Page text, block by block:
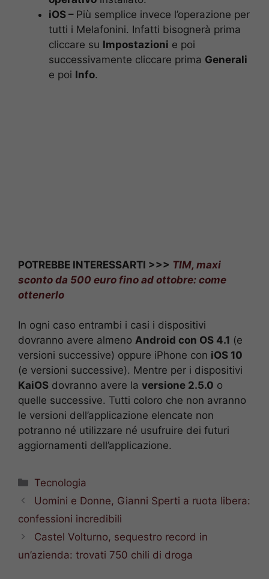
iOS – Più semplice invece l’operazione per
tutti i Melafonini. Infatti bisognerà prima
cliccare su Impostazioni e poi
successivamente cliccare prima Generali
e poi Info.
POTREBBE INTERESSARTI >>> TIM, maxi
sconto da 500 euro fino ad ottobre: come
ottenerlo
In ogni caso entrambi i casi i dispositivi
dovranno avere almeno Android con OS 4.1 (e
versioni successive) oppure iPhone con iOS 10
(e versioni successive). Mentre per i dispositivi
KaiOS dovranno avere la versione 2.5.0 o
quelle successive. Tutti coloro che non avranno
le versioni dell’applicazione elencate non
potranno né utilizzare né usufruire dei futuri
aggiornamenti dell’applicazione.
Categorie
Tecnologia
Uomini e Donne, Gianni Sperti a ruota libera:
confessioni incredibili
Castel Volturno, sequestro record in
un’azienda: trovati 750 chili di droga